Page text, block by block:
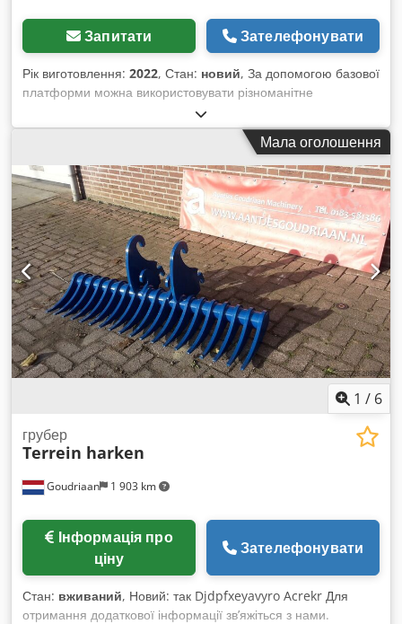
Запитати Зателефонувати
Рік виготовлення: 2022, Стан: новий, За допомогою базової
платформи можна використовувати різноманітне
обладнання, таке як розширювачі свердловин, бурові
установки, фрези для коренів, підмітальні машини, дискові
борони тощо. Обладнання розробляється та виготовляється
в Німеччині. Завдяки високоміцним роликовим підшипникам
зусилля надійно поглинаються в аксіальному та
радіальному напрямках. Потужний гідравлічний двигун типу
HMT500, з крутним моментом до 1600 Нм, забезпечує
необхідну потужність для ефективної та продуктивної
роботи. Об’єм масла до 125 л/хв, тиск до 210 бар, швидкість
обертання 240 об/хв. Артикул: MTT500 Бурові установки,
свердла та інші інструменти надаються за запитом за
додаткову плату. Швидкозмінні кріплення MS 01 - MS03 -
MS08 або інші адаптери також надаються за запитом та за
додаткову плату. Djdpfedf Sgrox Acrokr
Мала оголошення
1 / 6
Goudriaan 1 903 km
грубер
Terrein harken
ціну
Зателефонувати
Стан: вживаний, Новий: так Djdpfxeyavyro Acrekr Для
отримання додаткової інформації зв’яжіться з нами.